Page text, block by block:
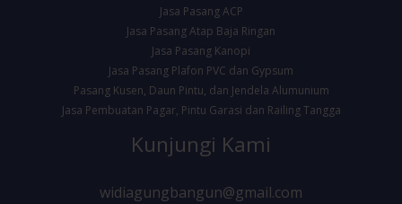
Jasa Pasang ACP
Jasa Pasang Atap Baja Ringan
Jasa Pasang Kanopi
Jasa Pasang Plafon PVC dan Gypsum
Pasang Kusen, Daun Pintu, dan Jendela Alumunium
Jasa Pembuatan Pagar, Pintu Garasi dan Railing Tangga
Kunjungi Kami
widiagungbangun@gmail.com